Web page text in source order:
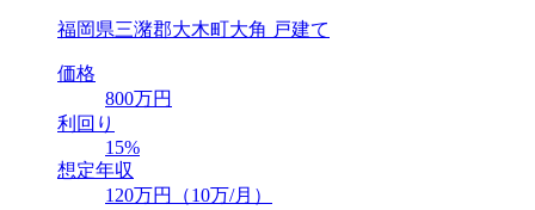
福岡県三潴郡大木町大角 戸建て
価格
800万円
利回り
15%
想定年収
120万円（10万/月）